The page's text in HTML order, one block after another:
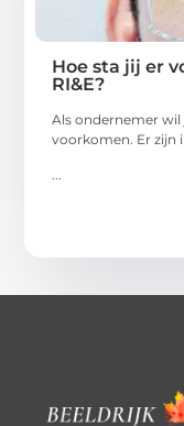
Hoe sta jij er
RI&E?
Als ondernemer wil
voorkomen. Er zijn
...